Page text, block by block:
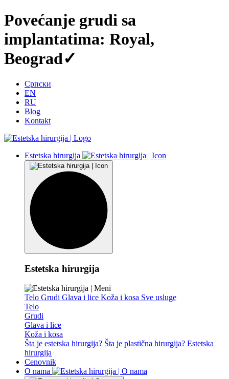
Povećanje grudi sa
implantatima: Royal,
Beograd✓
Српски
EN
RU
Blog
Kontakt
Estetska hirurgija
Estetska hirurgija
Telo Grudi Glava i lice Koža i kosa Sve usluge
Telo
Grudi
Glava i lice
Koža i kosa
Šta je estetska hirurgija? Šta je plastična hirurgija? Estetska
hirurgija
Cenovnik
O nama